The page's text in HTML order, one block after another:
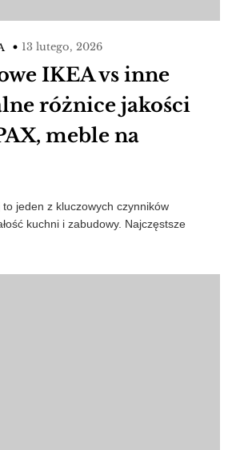
13 lutego, 2026
IKEA vs inne
różnice jakości
meble na
to jeden z kluczowych czynników
kuchni i zabudowy. Najczęstsze